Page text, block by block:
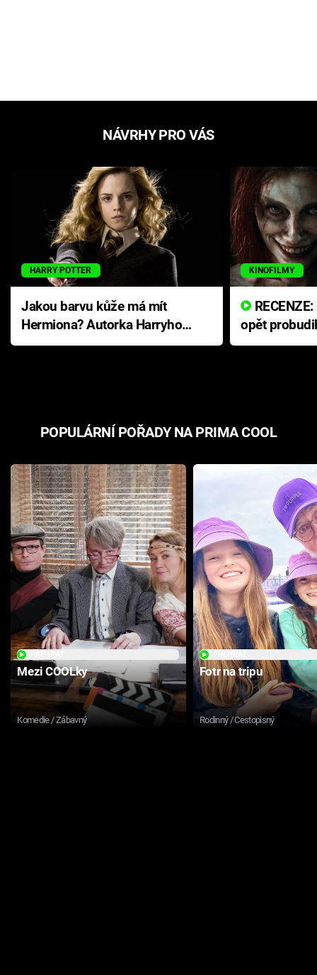
NÁVRHY PRO VÁS
HARRY POTTER
Jakou barvu kůže má mít
Hermiona? Autorka Harryho
Pottera přišla s ráznou
KINOFILMY
opět
přichází s
POPULÁRNÍ POŘADY NA PRIMA COOL
Mezi COOLky
Komedie / Zábavný
Fotr na tripu
Rodinný / Cestopisný